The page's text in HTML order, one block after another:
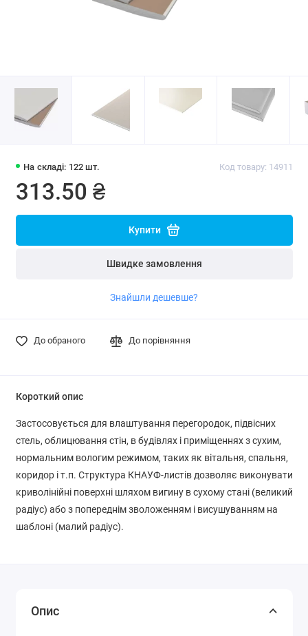
На складі: 122 шт. Код товару: 14911
313.50 ₴
Купити
Швидке замовлення
Знайшли дешевше?
До обраного До порівняння
Короткий опис
Застосовується для влаштування перегородок, підвісних
стель, облицювання стін, в будівлях і приміщеннях з сухим,
нормальним вологим режимом, таких як вітальня, спальня,
коридор і т.п. Структура КНАУФ-листів дозволяє виконувати
криволінійні поверхні шляхом вигину в сухому стані (великий
радіус) або з попереднім зволоженням і висушуванням на
шаблоні (малий радіус).
Опис